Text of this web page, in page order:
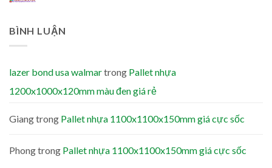
BÌNH LUẬN
lazer bond usa walmartrong Pallet nhựa
1200x1000x120mm màu đen giá rẻ
Giangtrong Pallet nhựa 1100x1100x150mm giá cực sốc
Phongtrong Pallet nhựa 1100x1100x150mm giá cực sốc